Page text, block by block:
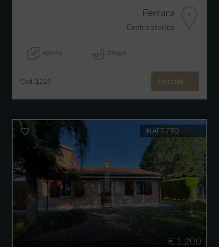
Ferrara
Centro storico
600 mq 2 Bagni
Cod. 1223 Dettagli
IN AFFITTO
€ 1.200